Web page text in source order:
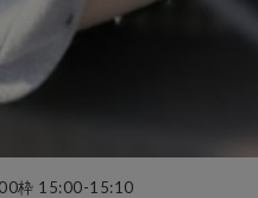
枠 15:00-15:10